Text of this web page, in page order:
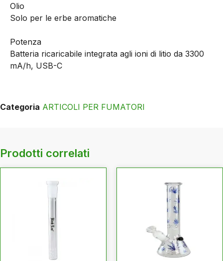
Olio
Solo per le erbe aromatiche
Potenza
Batteria ricaricabile integrata agli ioni di litio da 3300
mA/h, USB-C
Categoria ARTICOLI PER FUMATORI
Prodotti correlati